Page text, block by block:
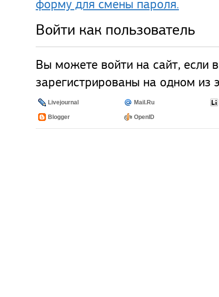
форму для смены пароля.
Войти как пользователь
Вы можете войти на сайт, если
зарегистрированы на одном из
Livejournal Mail.Ru
Blogger OpenID